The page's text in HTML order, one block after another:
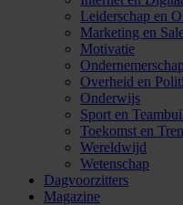
Leiderschap en
Marketing en
Motivatie
Ondernemerschap
Overheid en
Onderwijs
Sport en
Toekomst en
Wereldwijd
Wetenschap
Dagvoorzitters
Magazine